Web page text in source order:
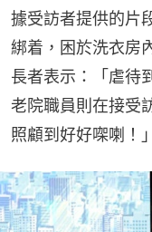
據受訪者提供的片
綁着，困於洗衣房
長者表示：「虐待
老院職員則在接受
照顧到好好㗎喇！」